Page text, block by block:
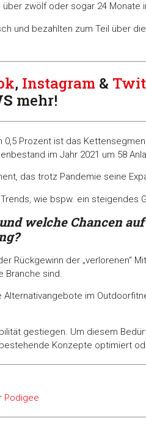
zwölf oder sogar 24 Monate
und bezahlten zum Teil über
, Instagram &
mehr!
Prozent ist das
im Jahr 2021 um 58
das trotz Pandemie seine
wie bspw. ein steigendes
welche Chancen
Rückgewinn der „verlorenen“
Branche sind.
im
gestiegen. Um diesem
Konzepte optimiert
Podigee